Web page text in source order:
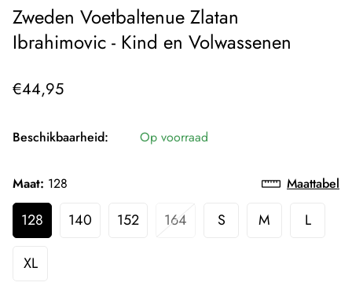
Zweden Voetbaltenue Zlatan
Ibrahimovic - Kind en Volwassenen
Normale
€44,95
Beschikbaarheid: Op voorraad
Maat: 128 Maattabel
128 140 152 164 S M L
XL